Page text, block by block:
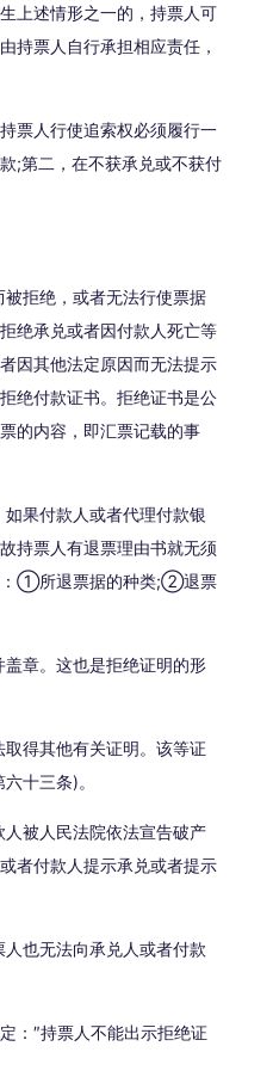
上述情形之一的，持票人可
持票人自行承担相应责任，
票人行使追索权必须履行一
;第二，在不获承兑或不获付
拒绝，或者无法行使票据
绝承兑或者因付款人死亡等
因其他法定原因而无法提示
绝付款证书。拒绝证书是公
的内容，即汇票记载的事
果付款人或者代理付款银
持票人有退票理由书就无须
：①所退票据的种类;②退票
章。这也是拒绝证明的形
得其他有关证明。该等证
十三条)。
被人民法院依法宣告破产
者付款人提示承兑或者提示
也无法向承兑人或者付款
：″持票人不能出示拒绝证